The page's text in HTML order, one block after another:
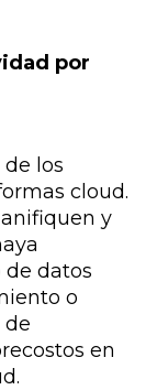
por
los
cloud.
y
datos
o
de
en